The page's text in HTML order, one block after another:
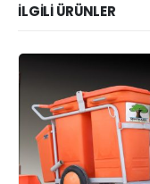
İLGILI ÜRÜNLER